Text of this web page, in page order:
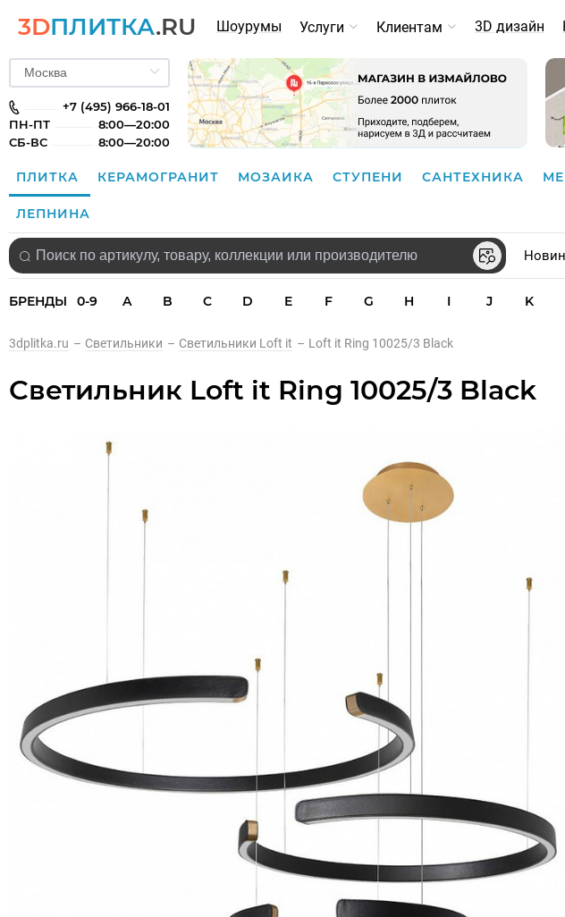
3DПЛИТКА.RU Шоурумы Услуги Клиентам 3D дизайн
+7 (495) 966-18-01
ПН-ПТ
8:00—20:00
СБ-ВС
8:00—20:00
ПЛИТКА КЕРАМОГРАНИТ МОЗАИКА СТУПЕНИ САНТЕХНИКА
ЛЕПНИНА
БРЕНДЫ 0-9 A B C D E F G H I J K
3dplitka.ru – Светильники – Светильники Loft it – Loft it Ring 10025/3 Black
Светильник Loft it Ring 10025/3 Black